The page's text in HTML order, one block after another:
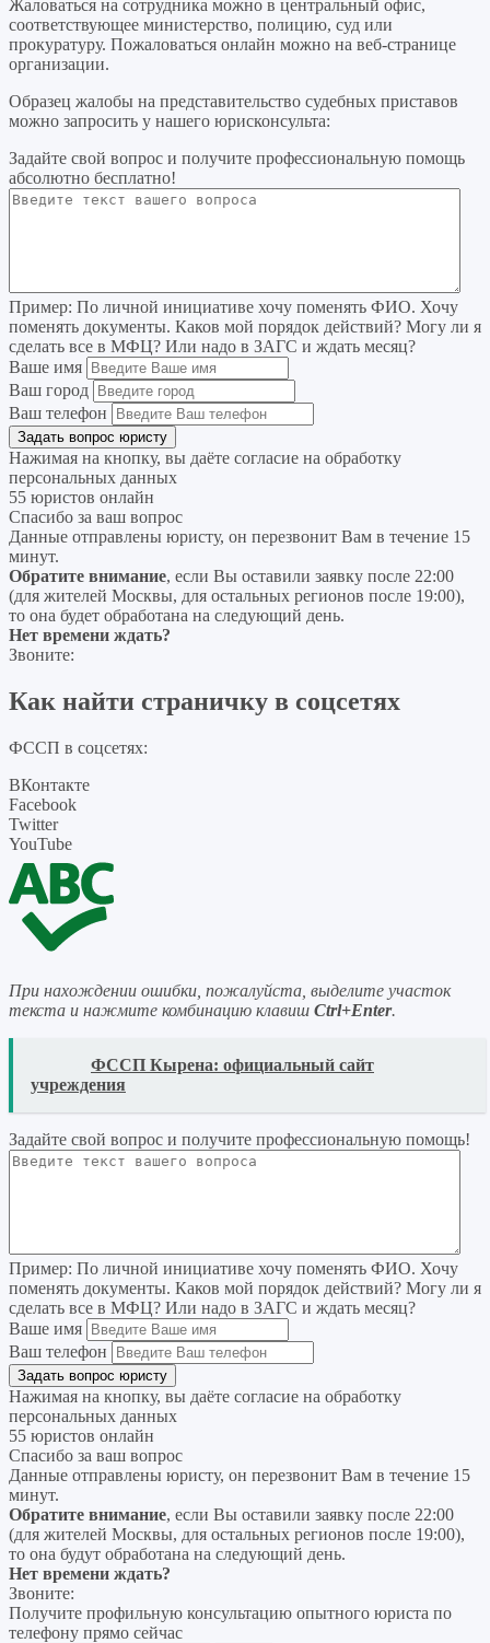
Жаловаться на сотрудника можно в центральный офис,
соответствующее министерство, полицию, суд или
прокуратуру. Пожаловаться онлайн можно на веб-странице
организации.
Образец жалобы на представительство судебных приставов
можно запросить у нашего юрисконсульта:
Задайте свой вопрос и получите профессиональную помощь
абсолютно бесплатно!
Пример: По личной инициативе хочу поменять ФИО. Хочу
поменять документы. Каков мой порядок действий? Могу ли я
сделать все в МФЦ? Или надо в ЗАГС и ждать месяц?
Ваше имя
Ваш город
Ваш телефон
Нажимая на кнопку, вы даёте согласие на обработку
персональных данных
55 юристов онлайн
Спасибо за ваш вопрос
Данные отправлены юристу, он перезвонит Вам в течение 15
минут.
Обратите внимание, если Вы оставили заявку после 22:00
(для жителей Москвы, для остальных регионов после 19:00),
то она будет обработана на следующий день.
Нет времени ждать?
Звоните:
Как найти страничку в соцсетях
ФССП в соцсетях:
ВКонтакте
Facebook
Twitter
YouTube
При нахождении ошибки, пожалуйста, выделите участок
текста и нажмите комбинацию клавиш Ctrl+Enter.
ФССП Кырена: официальный сайт
учреждения
Задайте свой вопрос и получите профессиональную помощь!
Пример: По личной инициативе хочу поменять ФИО. Хочу
поменять документы. Каков мой порядок действий? Могу ли я
сделать все в МФЦ? Или надо в ЗАГС и ждать месяц?
Ваше имя
Ваш телефон
Нажимая на кнопку, вы даёте согласие на обработку
персональных данных
55 юристов онлайн
Спасибо за ваш вопрос
Данные отправлены юристу, он перезвонит Вам в течение 15
минут.
Обратите внимание, если Вы оставили заявку после 22:00
(для жителей Москвы, для остальных регионов после 19:00),
то она будут обработана на следующий день.
Нет времени ждать?
Звоните:
Получите профильную консультацию опытного юриста по
телефону прямо сейчас